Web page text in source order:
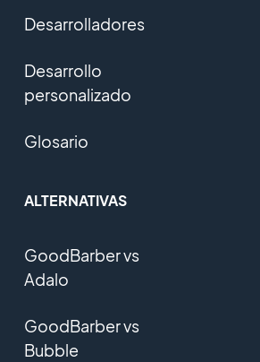
Desarrolladores
Desarrollo
personalizado
Glosario
ALTERNATIVAS
GoodBarber vs
Adalo
GoodBarber vs
Bubble